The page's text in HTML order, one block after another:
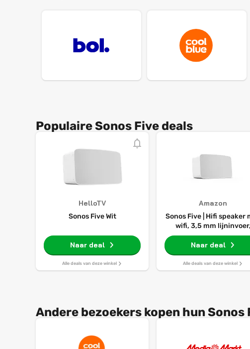
Populaire Sonos Five deals
HelloTV
Sonos Five Wit
Naar deal
Alle deals van deze winkel
Amazon
Sonos Five | Hifi speaker
wifi, 3,5 mm lijninvoer,
ondersteuning voor hi-
audiostreaming - Wit
Naar deal
Alle deals van deze winkel
Andere bezoekers kopen hun Sonos